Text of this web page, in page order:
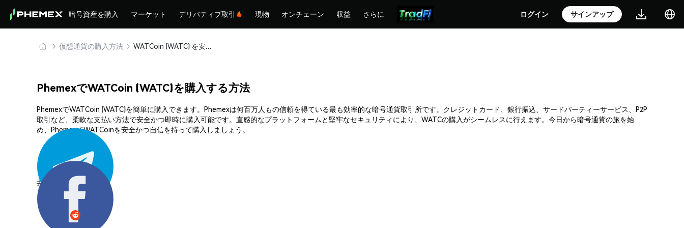
暗号資産を購入 マーケット デリバティブ取引 現物 オンチェーン 収益 さらに ログイン サインアップ
仮想通貨の購入方法 WATCoin (WATC) を安全に購入・保管
PhemexでWATCoin (WATC)を購入する方法
PhemexでWATCoin (WATC)を簡単に購入できます。Phemexは何百万人もの信頼を得ている最も効率的な暗号通貨取引所です。クレジットカード、銀行振込、サードパーティーサービス、P2P
取引など、柔軟な支払い方法で安全かつ即時に購入可能です。直感的なプラットフォームと堅牢なセキュリティにより、WATCの購入がシームレスに行えます。今日から暗号通貨の旅を始
め、PhemexでWATCoinを安全かつ自信を持って購入しましょう。
共有する: